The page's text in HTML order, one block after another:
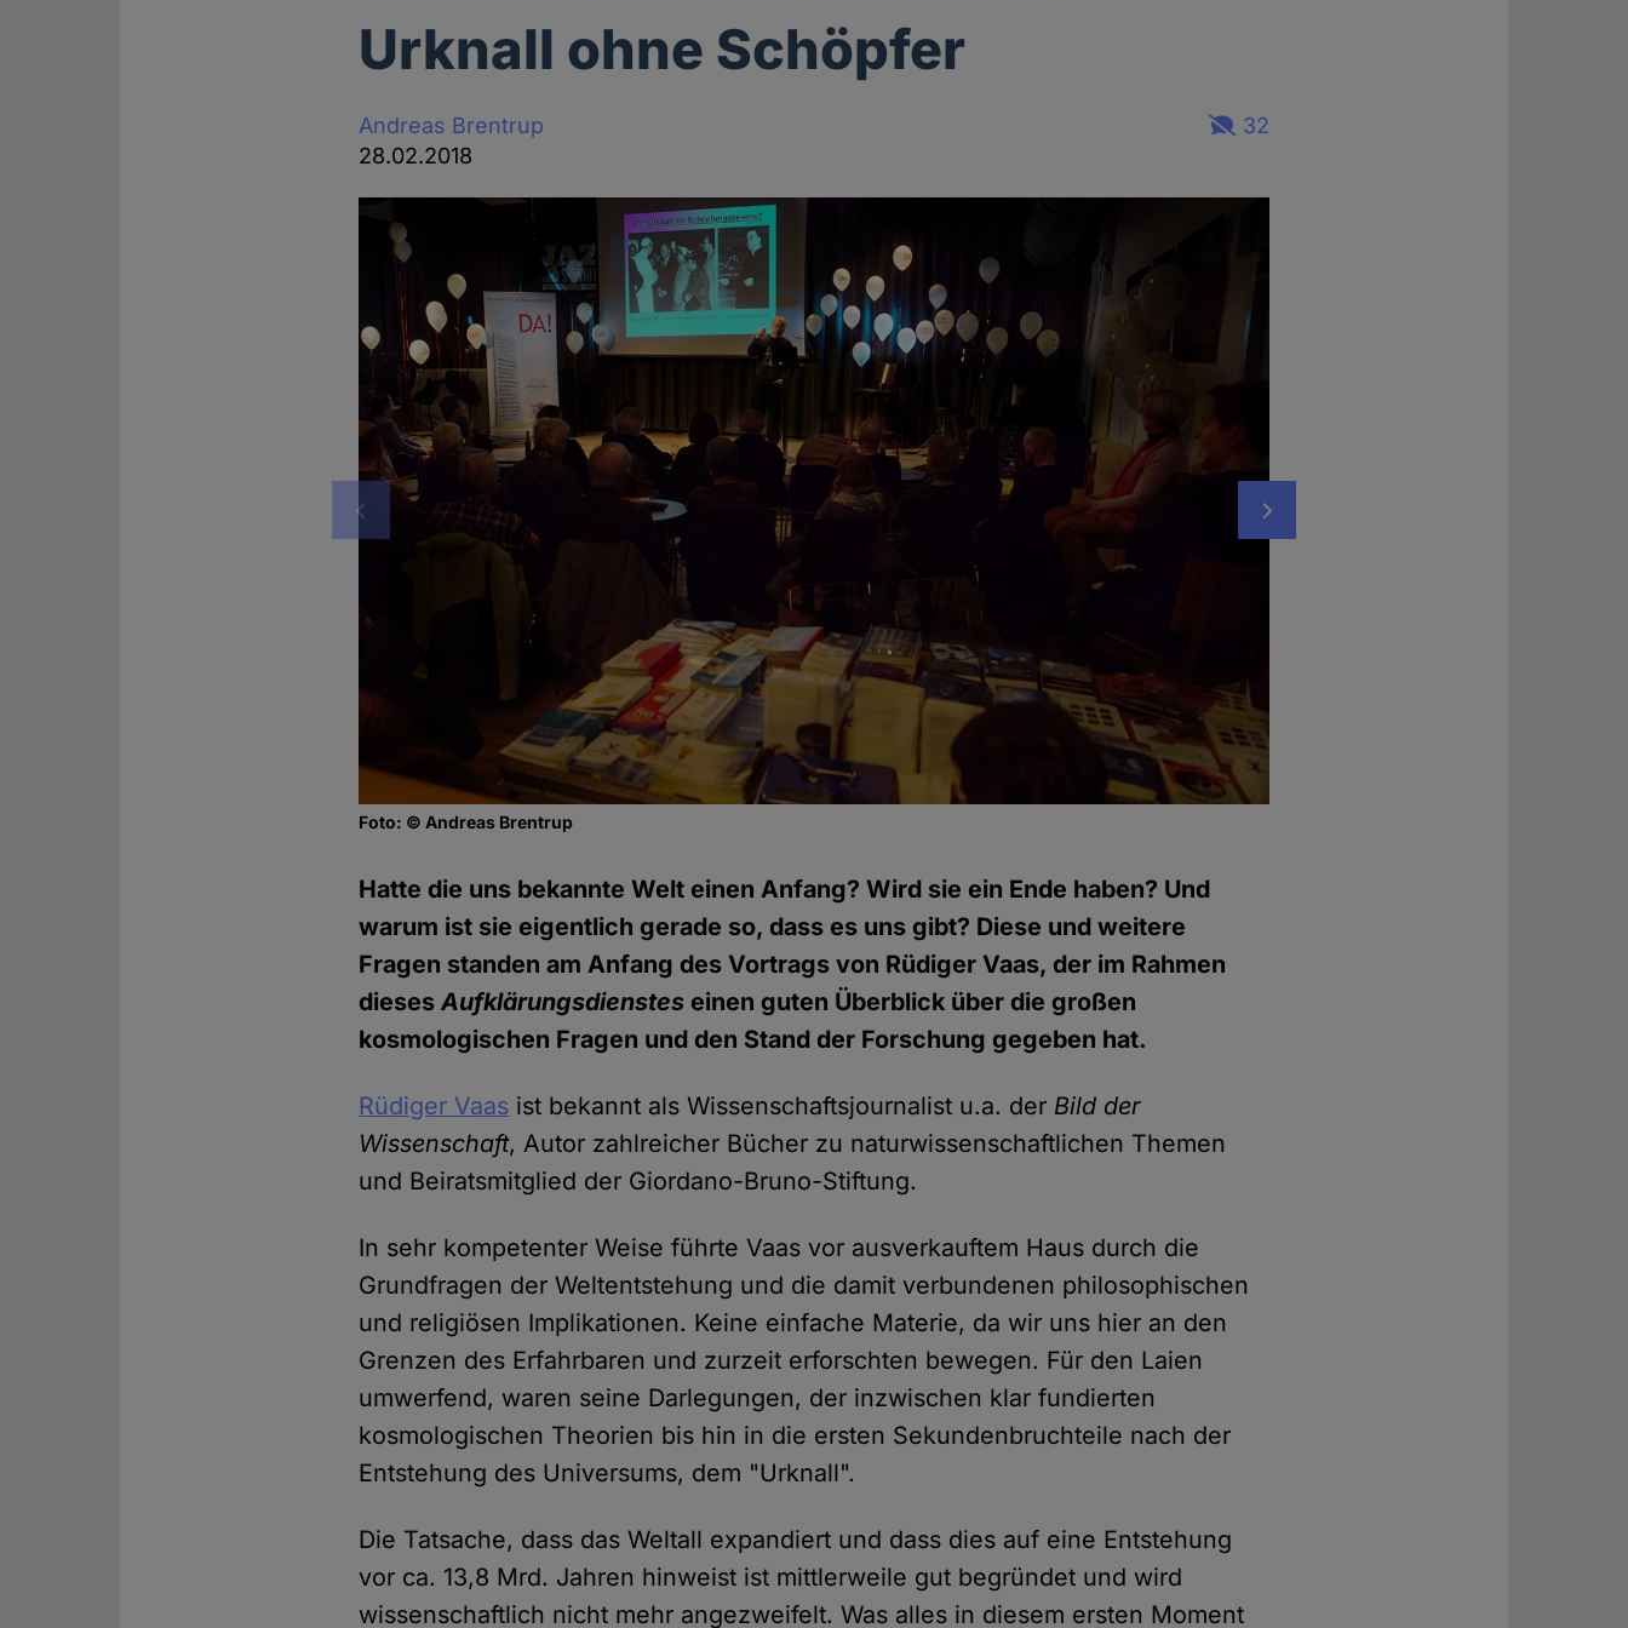
Urknall ohne Schöpfer
Andreas Brentrup
28.02.2018
32
Vorheriges
Foto: © Andreas Brentrup
Hatte die uns bekannte Welt einen Anfang? Wird sie ein Ende haben? Und
warum ist sie eigentlich gerade so, dass es uns gibt? Diese und weitere
Fragen standen am Anfang des Vortrags von Rüdiger Vaas, der im Rahmen
diesesAufklärungsdienstes einen guten Überblick über die großen
kosmologischen Fragen und den Stand der Forschung gegeben hat.
Rüdiger Vaas ist bekannt als Wissenschaftsjournalist u.a. der Bild der
Wissenschaft, Autor zahlreicher Bücher zu naturwissenschaftlichen Themen
und Beiratsmitglied der Giordano-Bruno-Stiftung.
In sehr kompetenter Weise führte Vaas vor ausverkauftem Haus durch die
Grundfragen der Weltentstehung und die damit verbundenen philosophischen
und religiösen Implikationen. Keine einfache Materie, da wir uns hier an den
Grenzen des Erfahrbaren und zurzeit erforschten bewegen. Für den Laien
umwerfend, waren seine Darlegungen, der inzwischen klar fundierten
kosmologischen Theorien bis hin in die ersten Sekundenbruchteile nach der
Entstehung des Universums, dem "Urknall".
Die Tatsache, dass das Weltall expandiert und dass dies auf eine Entstehung
vor ca. 13,8 Mrd. Jahren hinweist ist mittlerweile gut begründet und wird
wissenschaftlich nicht mehr angezweifelt. Was alles in diesem ersten Moment